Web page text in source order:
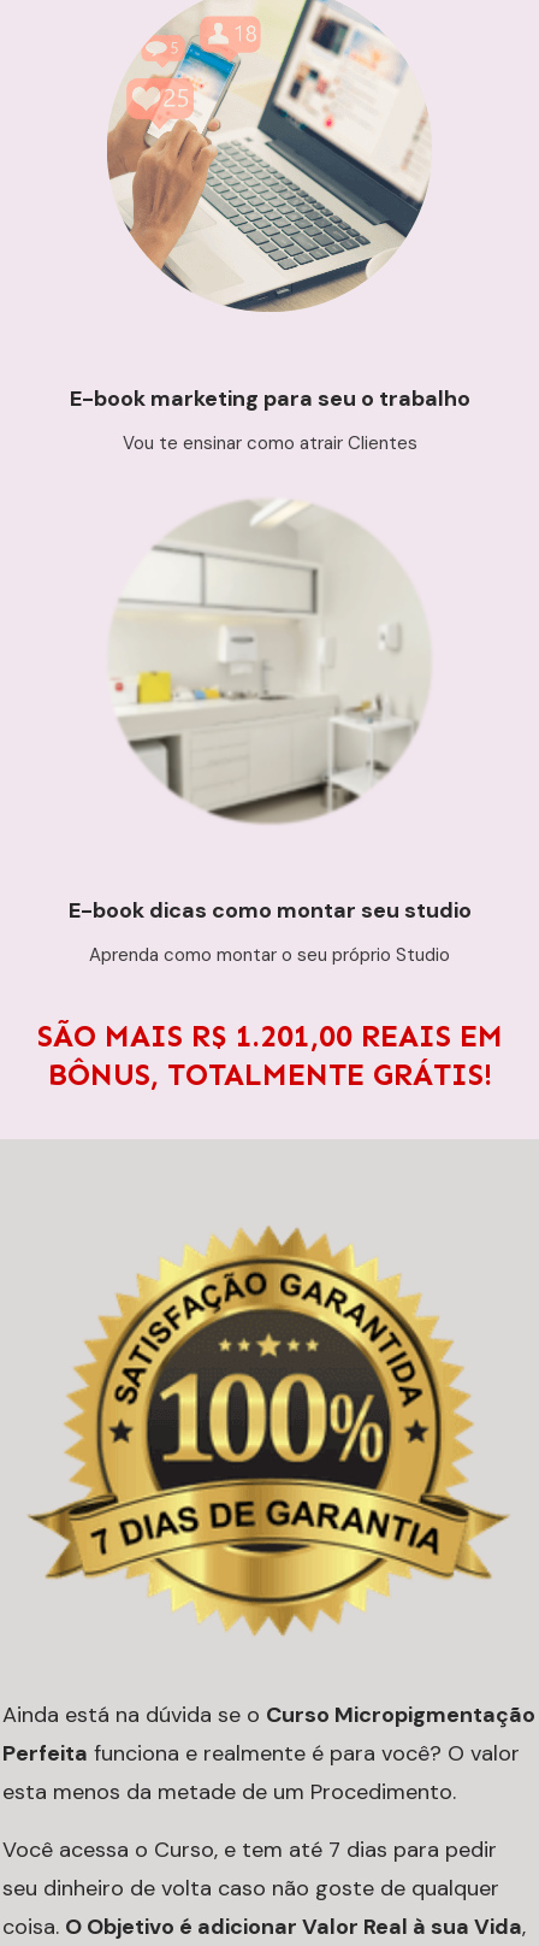
E-book marketing para seu o trabalho
Vou te ensinar como atrair Clientes
E-book dicas como montar seu studio
Aprenda como montar o seu próprio Studio
SÃO MAIS R$ 1.201,00 REAIS EM
BÔNUS, TOTALMENTE GRÁTIS!
Ainda está na dúvida se o Curso Micropigmentação
Perfeita funciona e realmente é para você? O valor
esta menos da metade de um Procedimento.
Você acessa o Curso, e tem até 7 dias para pedir
seu dinheiro de volta caso não goste de qualquer
coisa. O Objetivo é adicionar Valor Real à sua Vida,